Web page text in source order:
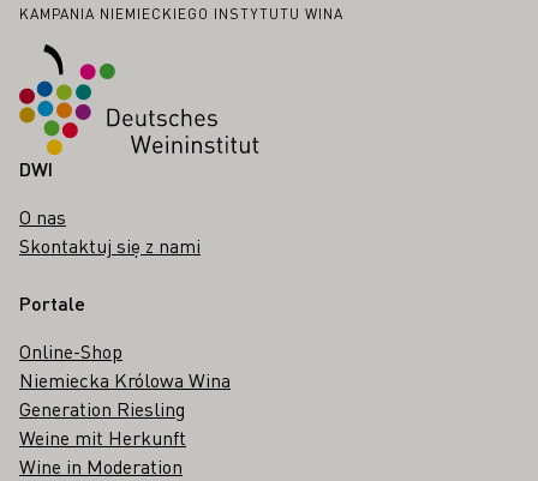
Stopka
KAMPANIA NIEMIECKIEGO INSTYTUTU WINA
DWI
O nas
Skontaktuj się z nami
Portale
Online-Shop
Niemiecka Królowa Wina
Generation Riesling
Weine mit Herkunft
Wine in Moderation